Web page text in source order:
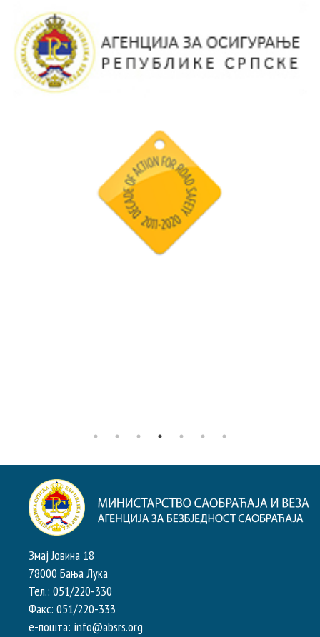
Змај Јовина 18
78000 Бања Лука
Тел.: 051/220-330
Факс: 051/220-333
e-пошта: info@absrs.org